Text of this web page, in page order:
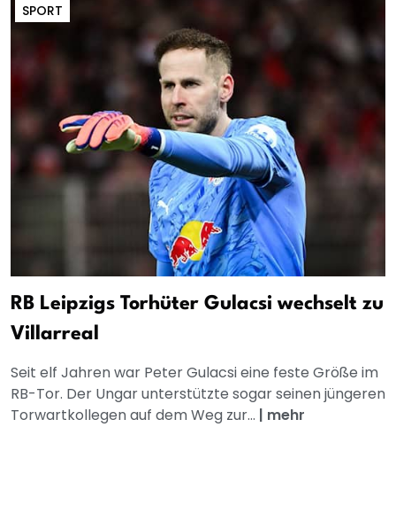
SPORT
RB Leipzigs Torhüter Gulacsi wechselt zu
Villarreal
Seit elf Jahren war Peter Gulacsi eine feste Größe im
RB-Tor. Der Ungar unterstützte sogar seinen jüngeren
Torwartkollegen auf dem Weg zur... | mehr